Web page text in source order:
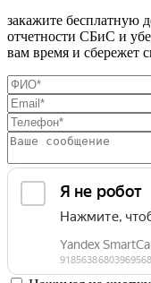
закажите бесплатную
отчетности СБиС и
вам время и сбережет